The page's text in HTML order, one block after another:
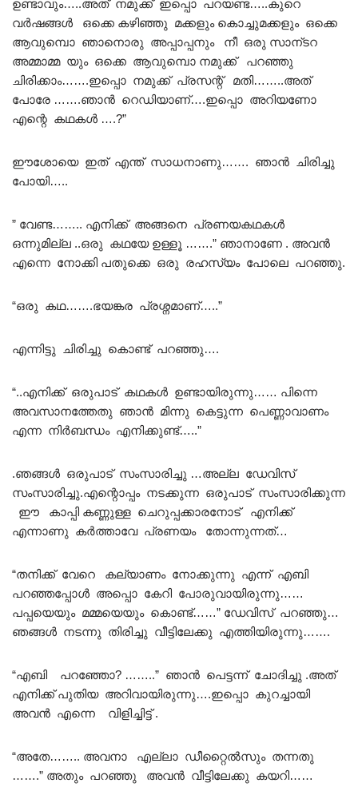
ഉണ്ടാവും…..അത് നമുക്ക് ഇപ്പൊ പറയണ്ട…..കുറെ
വർഷങ്ങൾ ഒക്കെ കഴിഞ്ഞു മക്കളും കൊച്ചുമക്കളും ഒക്കെ
ആവുമ്പൊ ഞാനൊരു അപ്പാപ്പനും നീ ഒരു സാന്ടറ
അമ്മാമ്മ യും ഒക്കെ ആവുമ്പൊ നമുക്ക് പറഞ്ഞു
ചിരിക്കാം…….ഇപ്പൊ നമുക്ക് പ്രസന്റ് മതി……..അത്
പോരേ …….ഞാൻ റെഡിയാണ്….ഇപ്പൊ അറിയണോ
എന്റെ കഥകൾ ….?”
ഈശോയെ ഇത് എന്ത് സാധനാണു……. ഞാൻ ചിരിച്ചു
പോയി…..
” വേണ്ട…….. എനിക്ക് അങ്ങനെ പ്രണയകഥകൾ
ഒന്നുമില്ല ..ഒരു കഥയേ ഉള്ളൂ …….” ഞാനാണേ . അവൻ
എന്നെ നോക്കി പതുക്കെ ഒരു രഹസ്യം പോലെ പറഞ്ഞു.
“ഒരു കഥ…….ഭയങ്കര പ്രശ്നമാണ്…..”
എന്നിട്ടു ചിരിച്ചു കൊണ്ട് പറഞ്ഞു….
“..എനിക്ക് ഒരുപാട് കഥകൾ ഉണ്ടായിരുന്നു…… പിന്നെ
അവസാനത്തേതു ഞാൻ മിന്നു കെട്ടുന്ന പെണ്ണാവാണം
എന്ന നിർബന്ധം എനിക്കുണ്ട്…..”
.ഞങ്ങൾ ഒരുപാട് സംസാരിച്ചു …അല്ല ഡേവിസ്
സംസാരിച്ചു.എന്റൊപ്പം നടക്കുന്ന ഒരുപാട് സംസാരിക്കുന്ന
ഈ കാപ്പി കണ്ണുള്ള ചെറുപ്പക്കാരനോട് എനിക്ക്
എന്നാണു കർത്താവേ പ്രണയം തോന്നുന്നത്…
“തനിക്ക് വേറെ കല്യാണം നോക്കുന്നു എന്ന് എബി
പറഞ്ഞപ്പോൾ അപ്പൊ കേറി പോരുവായിരുന്നു……
പപ്പയെയും മമ്മയെയും കൊണ്ട്……” ഡേവിസ് പറഞ്ഞു…
ഞങ്ങൾ നടന്നു തിരിച്ചു വീട്ടിലേക്കു എത്തിയിരുന്നു…….
“എബി പറഞ്ഞോ? ……..” ഞാൻ പെട്ടന്ന് ചോദിച്ചു .അത്
എനിക്ക് പുതിയ അറിവായിരുന്നു….ഇപ്പൊ കുറച്ചായി
അവൻ എന്നെ വിളിച്ചിട്ട് .
“അതേ…….. അവനാ എല്ലാ ഡീറ്റൈൽസും തന്നതു
…….” അതും പറഞ്ഞു അവൻ വീട്ടിലേക്കു കയറി……